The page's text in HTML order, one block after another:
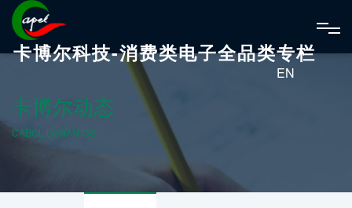
卡博尔科技-消费类电子全品类专栏
EN
卡博尔动态
CABOL DYNAMICS